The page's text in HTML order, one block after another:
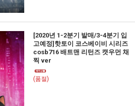
[2020년 1-2분기 발매/3-4분기 입
고예정]핫토이 코스베이비 시리즈
cosb716 배트맨 리턴즈 캣우먼 채
찍 ver
(품절)